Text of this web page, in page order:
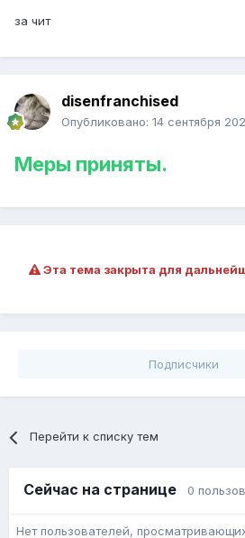
за чит
disenfranchised
Опубликовано: 14 сентября
Меры приняты.
Эта тема закрыта для
Подписчики
Перейти к списку тем
Сейчас на странице 0
Нет пользователей,